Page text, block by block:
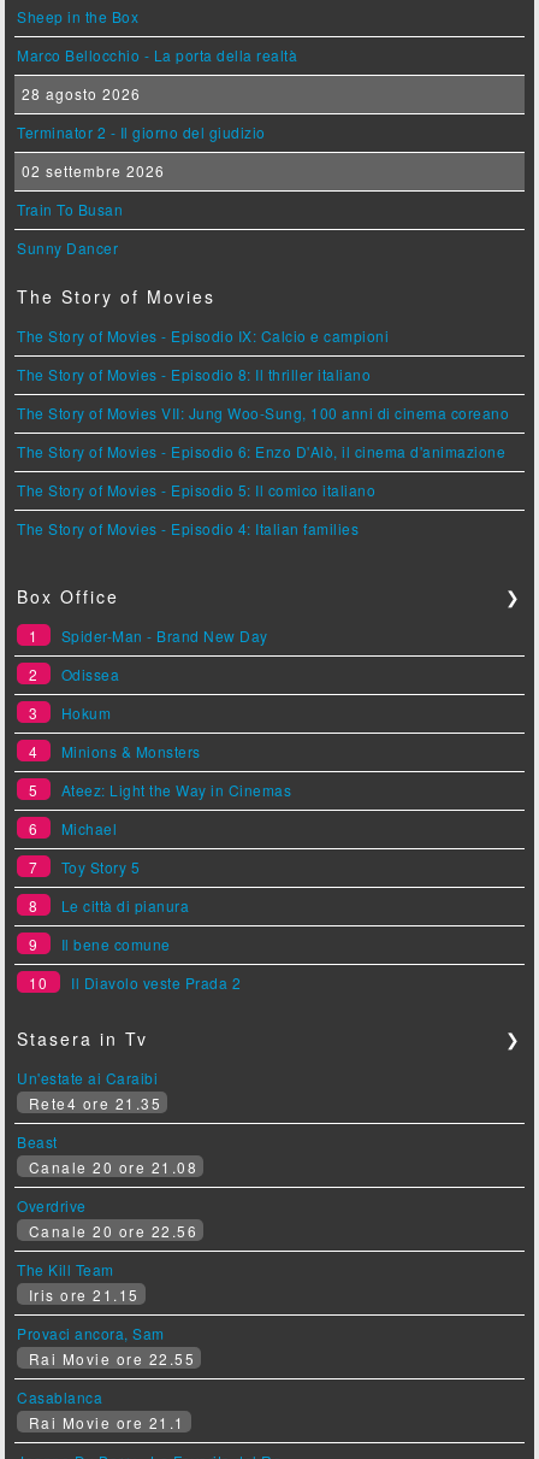
Sheep in the Box
Marco Bellocchio - La porta della realtà
28 agosto 2026
Terminator 2 - Il giorno del giudizio
02 settembre 2026
Train To Busan
Sunny Dancer
The Story of Movies
The Story of Movies - Episodio IX: Calcio e campioni
The Story of Movies - Episodio 8: Il thriller italiano
The Story of Movies VII: Jung Woo-Sung, 100 anni di cinema coreano
The Story of Movies - Episodio 6: Enzo D'Alò, il cinema d'animazione
The Story of Movies - Episodio 5: Il comico italiano
The Story of Movies - Episodio 4: Italian families
Box Office ❯
1
Spider-Man - Brand New Day
2
Odissea
3
Hokum
4
Minions & Monsters
5
Ateez: Light the Way in Cinemas
6
Michael
7
Toy Story 5
8
Le città di pianura
9
Il bene comune
10
Il Diavolo veste Prada 2
Stasera in Tv ❯
Un'estate ai Caraibi
Rete4 ore 21.35
Beast
Canale 20 ore 21.08
Overdrive
Canale 20 ore 22.56
The Kill Team
Iris ore 21.15
Provaci ancora, Sam
Rai Movie ore 22.55
Casablanca
Rai Movie ore 21.1